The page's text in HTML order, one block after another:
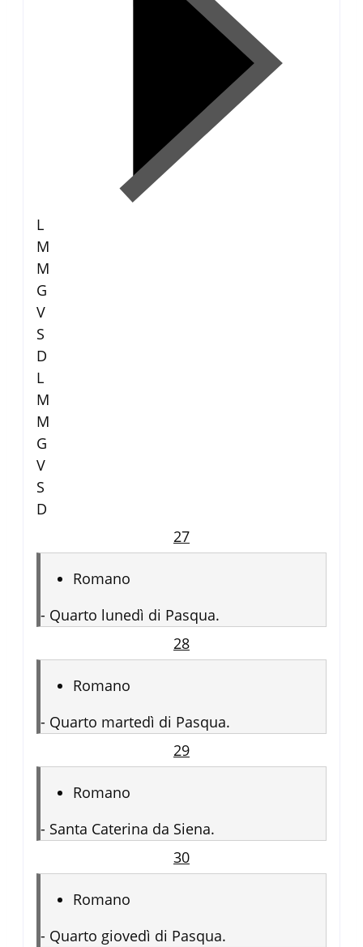
L
M
M
G
V
S
D
L
M
M
G
V
S
D
27
Romano
- Quarto lunedì di Pasqua.
28
Romano
- Quarto martedì di Pasqua.
29
Romano
- Santa Caterina da Siena.
30
Romano
- Quarto giovedì di Pasqua.